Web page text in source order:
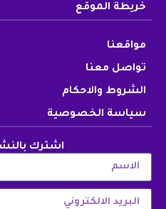
خريطة الموقع
مواقعنا
تواصل معنا
الشروط والاحكام
سياسة الخصوصية
اشترك